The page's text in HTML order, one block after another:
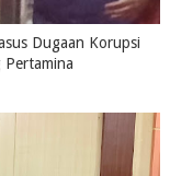
Dugaan Korupsi